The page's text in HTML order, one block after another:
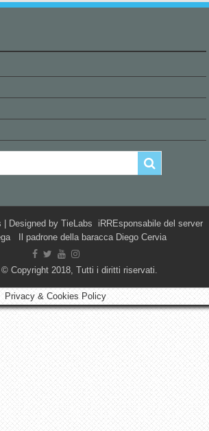
| Designed by TieLabs iRREsponsabile del server
Il padrone della baracca Diego Cervia
Copyright 2018, Tutti i diritti riservati.
Privacy & Cookies Policy